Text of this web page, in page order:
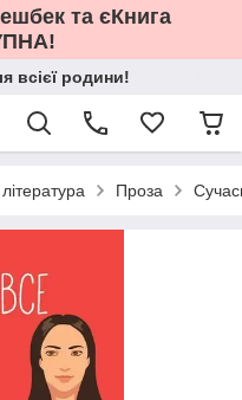
та єКнига
всієї родини!
Проза